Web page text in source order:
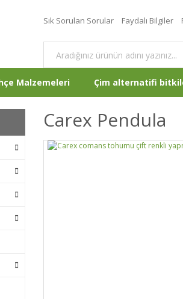
Sık Sorulan Sorular Faydalı Bilgiler
Malzemeleri Çim alternatifi
Carex Pendula